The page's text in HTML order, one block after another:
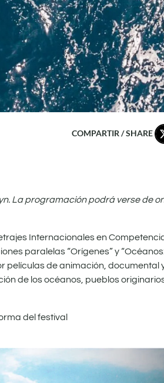
COMPARTIR / SHARE
La programación podrá verse de
Internacionales en
paralelas “Orígenes” y
películas de animación, documental
de los océanos, pueblos
del festival